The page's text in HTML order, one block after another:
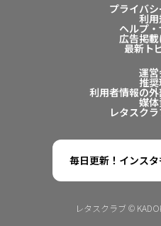
プライバ
利
ヘルプ
広告掲
最新ト
運
推
利用者情報の
媒
レタスク
毎日更新！インスタ
レタスクラブ ©